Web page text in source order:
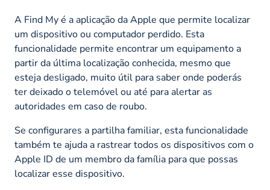
A Find My é a aplicação da Apple que permite localizar
um dispositivo ou computador perdido. Esta
funcionalidade permite encontrar um equipamento a
partir da última localização conhecida, mesmo que
esteja desligado, muito útil para saber onde poderás
ter deixado o telemóvel ou até para alertar as
autoridades em caso de roubo.
Se configurares a partilha familiar, esta funcionalidade
também te ajuda a rastrear todos os dispositivos com o
Apple ID de um membro da família para que possas
localizar esse dispositivo.